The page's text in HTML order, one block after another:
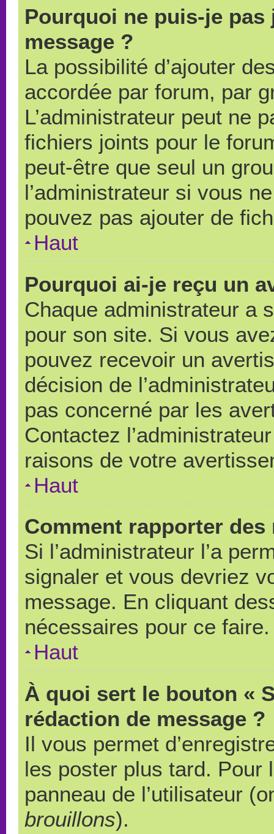
Pourquoi ne puis-je
message ?
La possibilité d’ajouter
accordée par forum, par
L’administrateur peut ne
fichiers joints pour le
peut-être que seul un
l’administrateur si vous
pouvez pas ajouter de
Haut
Pourquoi ai-je reçu un
Chaque administrateur a
pour son site. Si vous
pouvez recevoir un
décision de
pas concerné par les
Contactez
raisons de votre
Haut
Comment rapporter
Si l’administrateur l’a
signaler et vous devriez
message. En cliquant
nécessaires pour ce faire.
Haut
À quoi sert le bouton «
rédaction de message ?
Il vous permet
les poster plus tard. Pour
panneau de l’utilisateur
brouillons).